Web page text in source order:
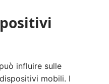
influire sulle
mobili. I